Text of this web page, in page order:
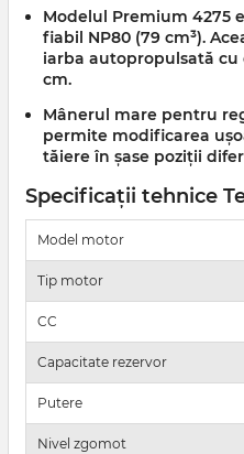
Modelul Premium 4275
fiabil NP80 (79 cm³).
iarba autopropulsată
cm.
Mânerul mare pentru
permite modificarea
tăiere în șase poziții
Specificații tehnice
Model motor
Tip motor
CC
Capacitate rezervor
Putere
Nivel zgomot